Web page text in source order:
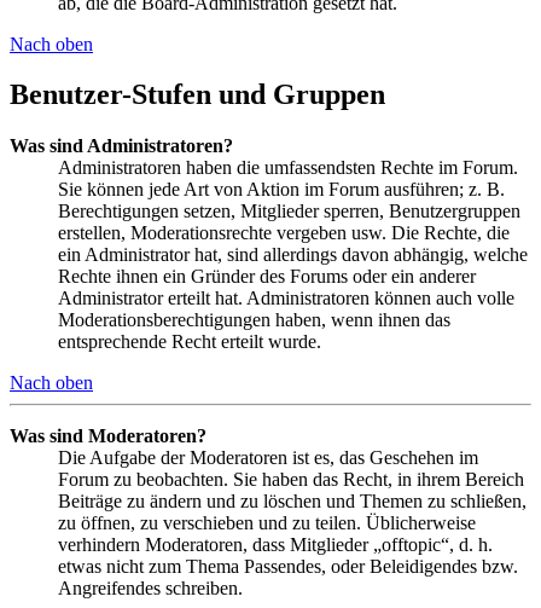
Nach oben
Benutzer-Stufen und Gruppen
Was sind Administratoren?
Administratoren haben die umfassendsten Rechte im Forum.
Sie können jede Art von Aktion im Forum ausführen; z. B.
Berechtigungen setzen, Mitglieder sperren, Benutzergruppen
erstellen, Moderationsrechte vergeben usw. Die Rechte, die
ein Administrator hat, sind allerdings davon abhängig, welche
Rechte ihnen ein Gründer des Forums oder ein anderer
Administrator erteilt hat. Administratoren können auch volle
Moderationsberechtigungen haben, wenn ihnen das
entsprechende Recht erteilt wurde.
Nach oben
Was sind Moderatoren?
Die Aufgabe der Moderatoren ist es, das Geschehen im
Forum zu beobachten. Sie haben das Recht, in ihrem Bereich
Beiträge zu ändern und zu löschen und Themen zu schließen,
zu öffnen, zu verschieben und zu teilen. Üblicherweise
verhindern Moderatoren, dass Mitglieder „offtopic“, d. h.
etwas nicht zum Thema Passendes, oder Beleidigendes bzw.
Angreifendes schreiben.